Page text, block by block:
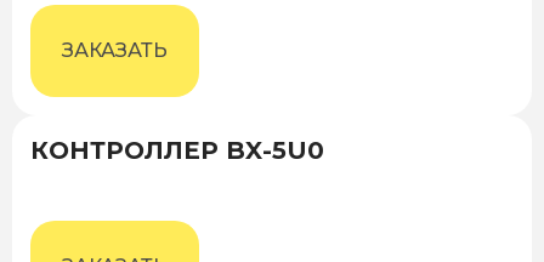
ЗАКАЗАТЬ
КОНТРОЛЛЕР BX-5U0